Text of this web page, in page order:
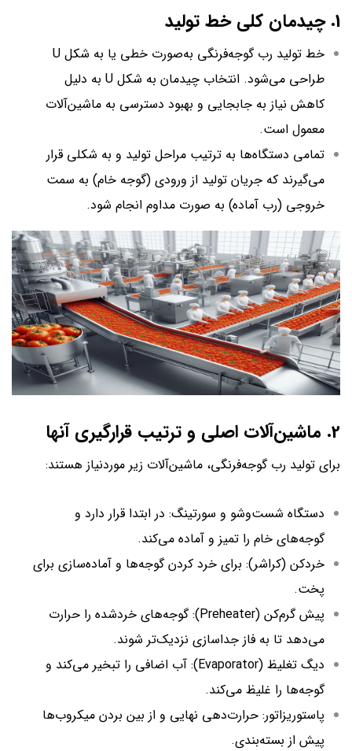
1. چیدمان کلی خط تولید
خط تولید رب گوجه‌فرنگی به‌صورت خطی یا به شکل U
طراحی می‌شود. انتخاب چیدمان به شکل U به دلیل
کاهش نیاز به جابجایی و بهبود دسترسی به ماشین‌آلات
معمول است.
تمامی دستگاه‌ها به ترتیب مراحل تولید و به شکلی قرار
می‌گیرند که جریان تولید از ورودی (گوجه خام) به سمت
خروجی (رب آماده) به صورت مداوم انجام شود.
2. ماشین‌آلات اصلی و ترتیب قرارگیری آنها
برای تولید رب گوجه‌فرنگی، ماشین‌آلات زیر موردنیاز هستند:
دستگاه شست‌وشو و سورتینگ: در ابتدا قرار دارد و
گوجه‌های خام را تمیز و آماده می‌کند.
خردکن (کراشر): برای خرد کردن گوجه‌ها و آماده‌سازی برای
پخت.
پیش گرم‌کن (Preheater): گوجه‌های خردشده را حرارت
می‌دهد تا به فاز جداسازی نزدیک‌تر شوند.
دیگ تغلیظ (Evaporator): آب اضافی را تبخیر می‌کند و
گوجه‌ها را غلیظ می‌کند.
پاستوریزاتور: حرارت‌دهی نهایی و از بین بردن میکروب‌ها
پیش از بسته‌بندی.